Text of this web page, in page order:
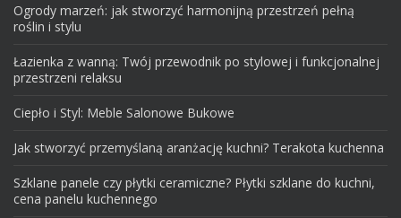
Ogrody marzeń: jak stworzyć harmonijną przestrzeń pełną
roślin i stylu
Łazienka z wanną: Twój przewodnik po stylowej i funkcjonalnej
przestrzeni relaksu
Ciepło i Styl: Meble Salonowe Bukowe
Jak stworzyć przemyślaną aranżację kuchni? Terakota kuchenna
Szklane panele czy płytki ceramiczne? Płytki szklane do kuchni,
cena panelu kuchennego